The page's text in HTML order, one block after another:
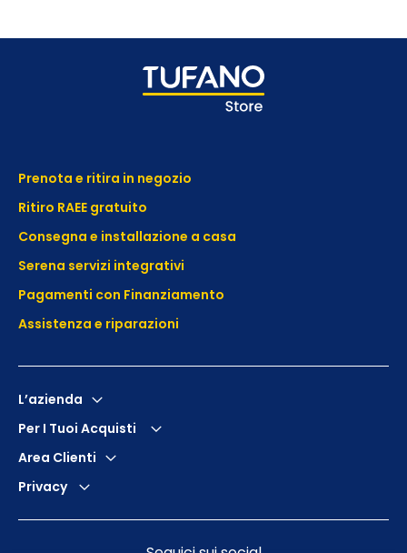
Prenota e ritira in negozio
Ritiro RAEE gratuito
Consegna e installazione a casa
Serena servizi integrativi
Pagamenti con Finanziamento
Assistenza e riparazioni
L’azienda
Per I Tuoi Acquisti
Area Clienti
Privacy